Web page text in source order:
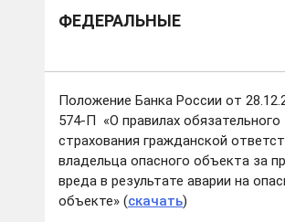
ФЕДЕРАЛЬНЫЕ
Положение Банка России от
574-П «О правилах обязательного
страхования гражданской
владельца опасного объекта за
вреда в результате аварии на
объекте» (скачать)